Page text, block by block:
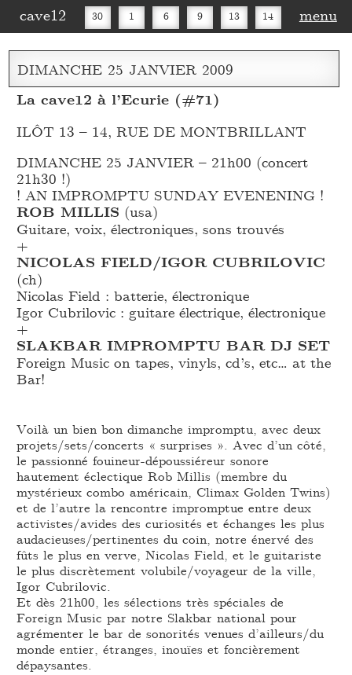
cave12 30 1 6 9 13 14
16 20 27 30
menu
DIMANCHE 25 JANVIER 2009
La cave12 à l’Ecurie (#71)
ILÔT 13 – 14, RUE DE MONTBRILLANT
DIMANCHE 25 JANVIER – 21h00 (concert
21h30 !)
! AN IMPROMPTU SUNDAY EVENENING !
ROB MILLIS (usa)
Guitare, voix, électroniques, sons trouvés
+
NICOLAS FIELD/IGOR CUBRILOVIC
(ch)
Nicolas Field : batterie, électronique
Igor Cubrilovic : guitare électrique, électronique
+
SLAKBAR IMPROMPTU BAR DJ SET
Foreign Music on tapes, vinyls, cd’s, etc… at the
Bar!
Voilà un bien bon dimanche impromptu, avec deux
projets/sets/concerts « surprises ». Avec d’un côté,
le passionné fouineur-dépoussiéreur sonore
hautement éclectique Rob Millis (membre du
mystérieux combo américain, Climax Golden Twins)
et de l’autre la rencontre impromptue entre deux
activistes/avides des curiosités et échanges les plus
audacieuses/pertinentes du coin, notre énervé des
fûts le plus en verve, Nicolas Field, et le guitariste
le plus discrètement volubile/voyageur de la ville,
Igor Cubrilovic.
Et dès 21h00, les sélections très spéciales de
Foreign Music par notre Slakbar national pour
agrémenter le bar de sonorités venues d’ailleurs/du
monde entier, étranges, inouïes et foncièrement
dépaysantes.